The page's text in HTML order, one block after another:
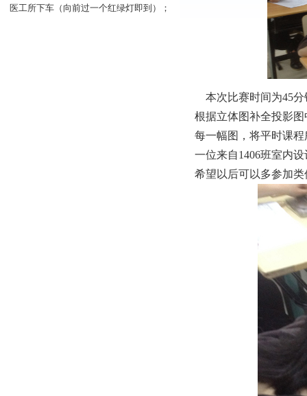
医工所下车（向前过一个红绿灯即到）；
本次比赛时间为45分
根据立体图补全投影
每一幅图，将平时课
一位来自1406班室内
希望以后可以多参加